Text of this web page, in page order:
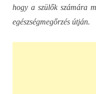
hogy a szülők számára
egészségmegőrzés útján.